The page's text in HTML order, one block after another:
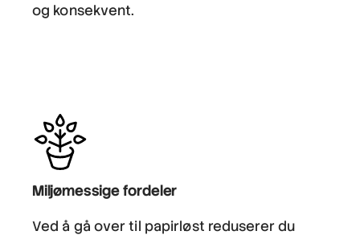
og konsekvent.
Miljømessige fordeler
Ved å gå over til papirløst reduserer du